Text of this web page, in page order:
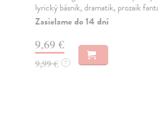
lyrický básnik, dramatik, prozaik
Zasielame do 14 dní
9,69 €
9,99 € ?